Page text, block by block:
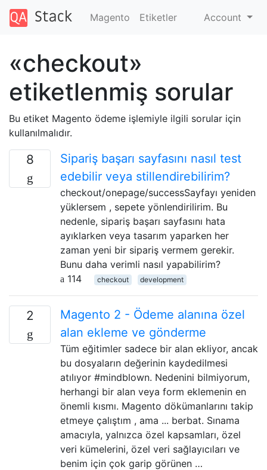
Magento Etiketler Account
«checkout»
etiketlenmiş sorular
Bu etiket Magento ödeme işlemiyle ilgili sorular için
kullanılmalıdır.
8
Sipariş başarı sayfasını nasıl test
edebilir veya stillendirebilirim?
checkout/onepage/successSayfayı yeniden
yüklersem , sepete yönlendirilirim. Bu
nedenle, sipariş başarı sayfasını hata
ayıklarken veya tasarım yaparken her
zaman yeni bir sipariş vermem gerekir.
Bunu daha verimli nasıl yapabilirim?
114
checkout development
2
Magento 2 - Ödeme alanına özel
alan ekleme ve gönderme
Tüm eğitimler sadece bir alan ekliyor, ancak
bu dosyaların değerinin kaydedilmesi
atılıyor #mindblown. Nedenini bilmiyorum,
herhangi bir alan veya form eklemenin en
önemli kısmı. Magento dökümanlarını takip
etmeye çalıştım , ama ... berbat. Sınama
amacıyla, yalnızca özel kapsamları, özel
veri kümelerini, özel veri sağlayıcıları ve
benim için çok garip görünen …